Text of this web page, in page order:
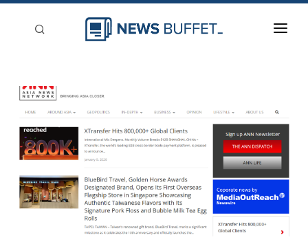
新聞稿分類
刊登